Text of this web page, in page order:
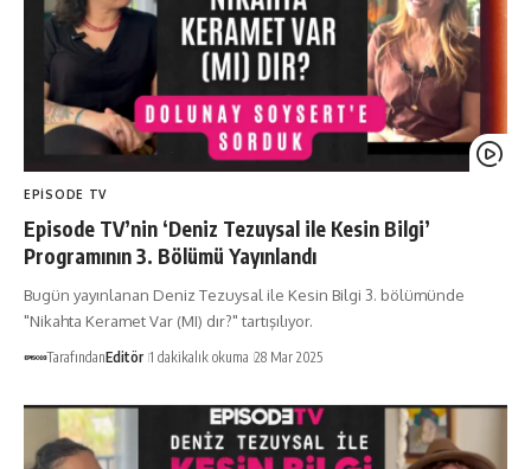
EPISODE TV
Episode TV’nin ‘Deniz Tezuysal ile Kesin Bilgi’
Programının 3. Bölümü Yayınlandı
Bugün yayınlanan Deniz Tezuysal ile Kesin Bilgi 3. bölümünde
"Nikahta Keramet Var (MI) dır?" tartışılıyor.
TarafındanEditör 1 dakikalık okuma 28 Mar 2025